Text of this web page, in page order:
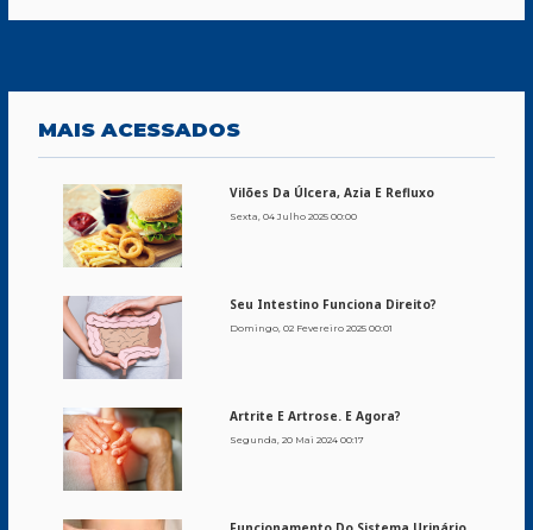
MAISACESSADOS
Vilões Da Úlcera, Azia E Refluxo
Sexta, 04 Julho 2025 00:00
Seu Intestino Funciona Direito?
Domingo, 02 Fevereiro 2025 00:01
Artrite E Artrose. E Agora?
Segunda, 20 Mai 2024 00:17